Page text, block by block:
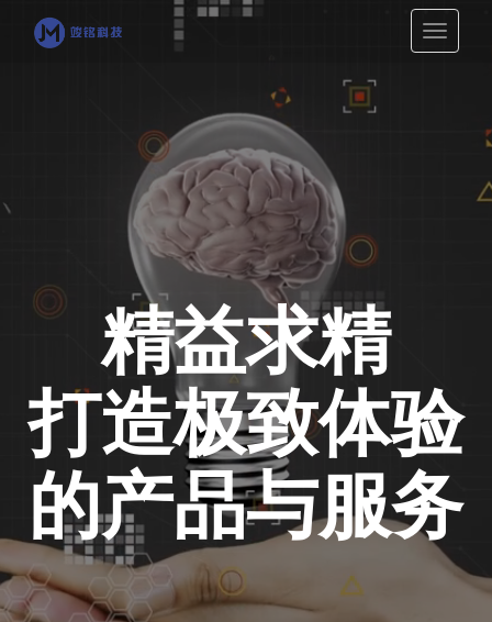
切
精益求精
打造极致体验
的产品与服务